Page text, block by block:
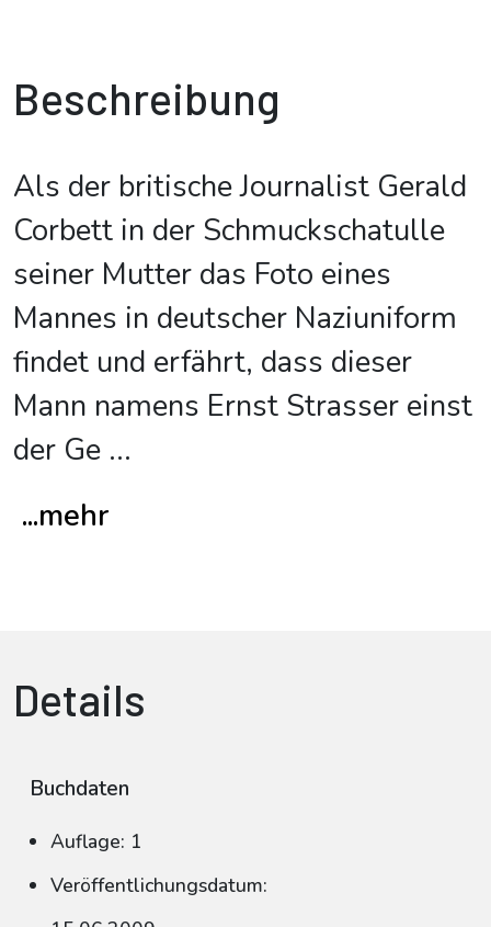
Beschreibung
Als der britische Journalist Gerald
Corbett in der Schmuckschatulle
seiner Mutter das Foto eines
Mannes in deutscher Naziuniform
findet und erfährt, dass dieser
Mann namens Ernst Strasser einst
der Ge ...
...mehr
Details
Buchdaten
Auflage: 1
Veröffentlichungsdatum: